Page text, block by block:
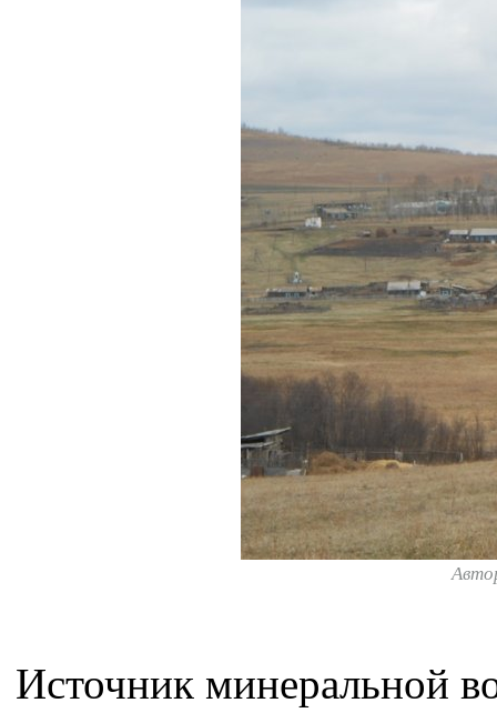
Источник минеральной